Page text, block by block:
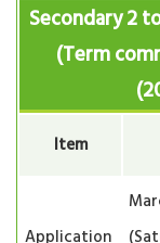
Secondary 2
(Term
Item
Application